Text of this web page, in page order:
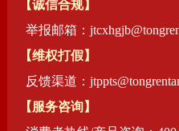
【诚信合规】
举报邮箱：
【维权打假】
反馈渠道：
【服务咨询】